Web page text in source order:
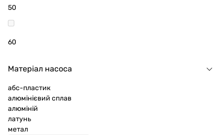
50
60
Матеріал насоса
абс-пластик
алюмінієвий сплав
алюміній
латунь
метал